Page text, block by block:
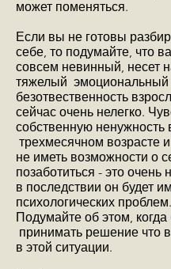
может поменяться.
Если вы не готовы
себе, то подумайте, что
совсем невинный, несет
тяжелый эмоциональный
безотвественность
сейчас очень нелегко.
собственную ненужность
трехмесячном возрасте
не иметь возможности о
позаботиться - это очень
в последствии он будет
психологических проблем.
Подумайте об этом, когда
принимать решение что
в этой ситуации.